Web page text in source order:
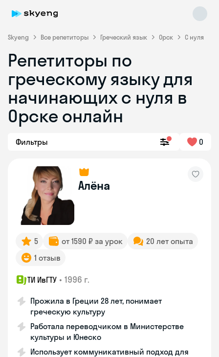
Skyeng Все репетиторы Греческий язык Орск С нуля
Репетиторы по
греческому языку для
начинающих с нуля в
Орске онлайн
Фильтры 0
Алёна
5 от 1590 ₽ за урок
20 лет опыта
1 отзыв
ТИ ИвГТУ • 1996 г.
Прожила в Греции 28 лет, понимает
греческую культуру
Работала переводчиком в Министерстве
культуры и Юнеско
Использует коммуникативный подход для
Skyeng Chat
online